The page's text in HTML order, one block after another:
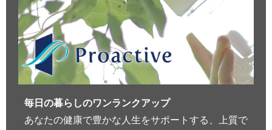
毎日の暮らしのワンランクアップ
あなたの健康で豊かな人生をサポートする、上質で